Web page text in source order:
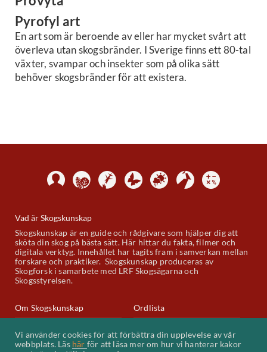
Pyrofyl art
En art som är beroende av eller har mycket svårt att
överleva utan skogsbränder. I Sverige finns ett 80-tal
växter, svampar och insekter som på olika sätt
behöver skogsbränder för att existera.
Vad är Skogskunskap
Skogskunskap är en guide och rådgivare som hjälper dig att
sköta din skog på bästa sätt. Här hittar du fakta, filmer och
digitala verktyg. Innehållet har tagits fram i samverkan mellan
forskare och praktiker. Skogskunskap produceras av
Skogforsk i samarbete med LRF Skogsägarna och
Skogsstyrelsen.
Om Skogskunskap Ordlista
Kakor (cookies)
Vi använder cookies för att förbättra din upplevelse av vår
webbplats. Läs här för att läsa mer om hur vi hanterar kakor